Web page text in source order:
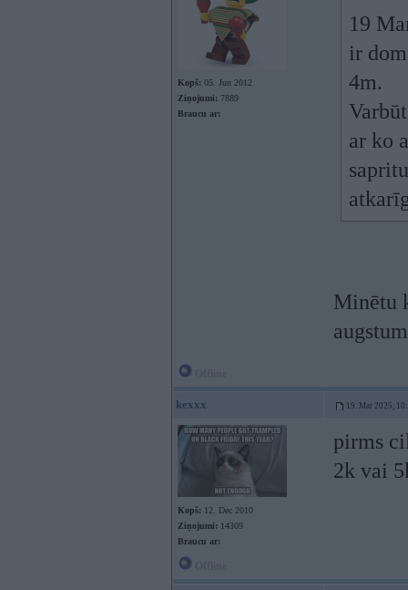
Kopš: 05. Jun 2012
Ziņojumi: 7889
Braucu ar:
19
ir
4m.
ar ko
Minētu
kexxx 19. Mar 2025,
Kopš: 12. Dec 2010
Ziņojumi: 14309
Braucu ar:
pirms
2k vai